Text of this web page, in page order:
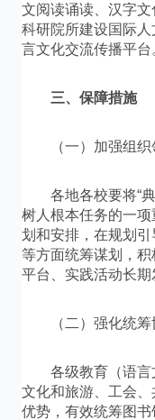
文阅读诵读、汉字文
科研院所建设国际
言文化交流传播平台
三、保障措施
（一）加强组织
各地各校要将“典
树人根本任务的一
划和安排，在规划
等方面统筹谋划，
平台、实践活动长期
（二）强化统筹
各级教育（语言文
文化和旅游、工会
优势，有效统筹图